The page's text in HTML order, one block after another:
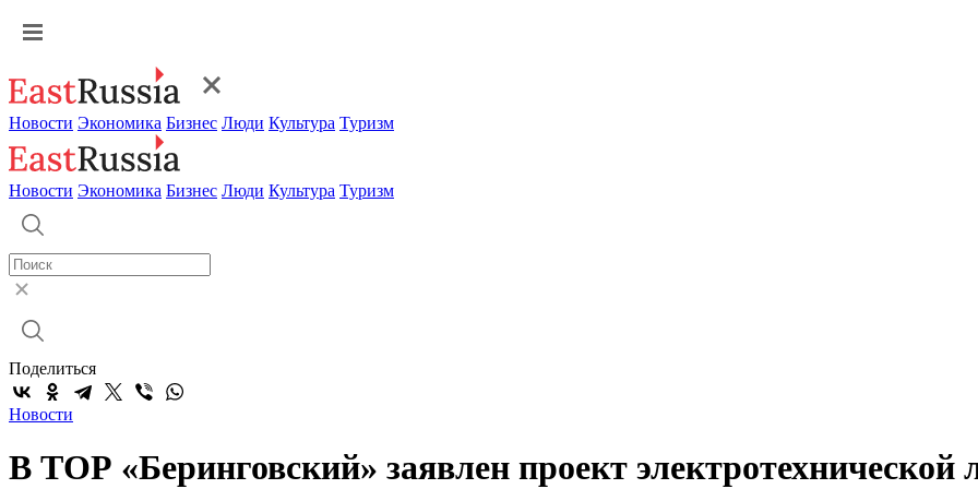
Новости Экономика Бизнес Люди Культура Туризм
Новости Экономика Бизнес Люди Культура Туризм
Поделиться
Новости
В ТОР «Беринговский» заявлен проект электротехнической